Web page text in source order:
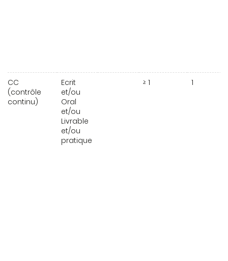
CC
(contrôle
continu)
Ecrit
et/ou
Oral
et/ou
Livrable
et/ou
pratique
≥ 1 1